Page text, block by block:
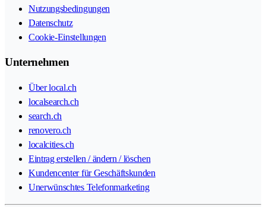
Nutzungsbedingungen
Datenschutz
Cookie-Einstellungen
Unternehmen
Über local.ch
localsearch.ch
search.ch
renovero.ch
localcities.ch
Eintrag erstellen / ändern / löschen
Kundencenter für Geschäftskunden
Unerwünschtes Telefonmarketing